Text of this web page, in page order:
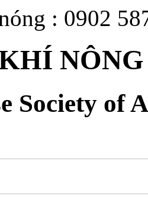
: 0902
Society of